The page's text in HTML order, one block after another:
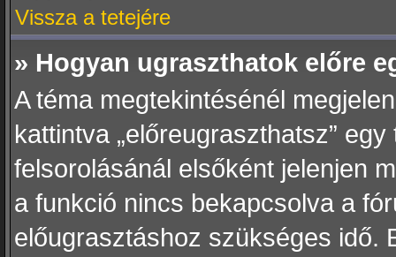
Vissza a tetejére
» Hogyan ugraszthatok előre
A téma megtekintésénél
kattintva „előreugraszthatsz”
felsorolásánál elsőként jelenjen
a funkció nincs bekapcsolva a
előugrasztáshoz szükséges idő.